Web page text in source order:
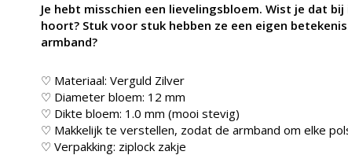
Je hebt misschien een lievelingsbloem. Wist je dat
hoort? Stuk voor stuk hebben ze een eigen
armband?
♡ Materiaal: Verguld Zilver
♡ Diameter bloem: 12 mm
♡ Dikte bloem: 1.0 mm (mooi stevig)
♡ Makkelijk te verstellen, zodat de armband om elke
♡ Verpakking: ziplock zakje